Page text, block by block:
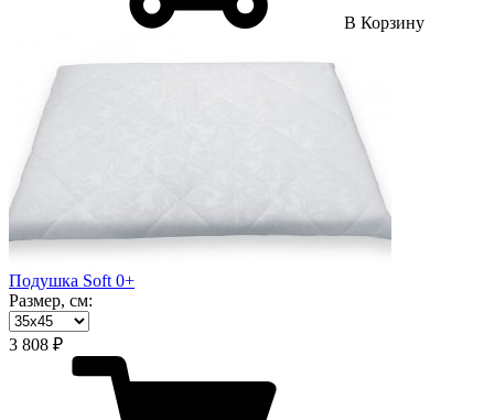
В Корзину
Подушка Soft 0+
Размер, см:
3 808 ₽